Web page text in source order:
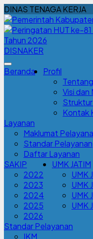
DINAS TENAGA KERJA
DISNAKER
Beranda
Profil
Visi dan
Kontak
Layanan
Maklumat
Standar Pelayanan
Daftar Layanan
SAKIP
2022
2023
2024
2025
2026
UMK JATIM
UMK
UMK
UMK
UMK
Standar Pelayanan
IKM